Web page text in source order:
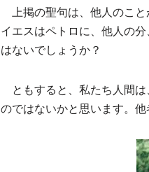
上掲の聖句は、他人のこと
イエスはペトロに、他人の
はないでしょうか？
ともすると、私たち人間は
のではないかと思います。